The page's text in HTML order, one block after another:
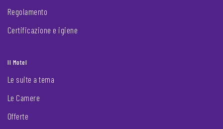
Regolamento
Certificazione e igiene
Il Motel
Le suite a tema
Le Camere
Offerte